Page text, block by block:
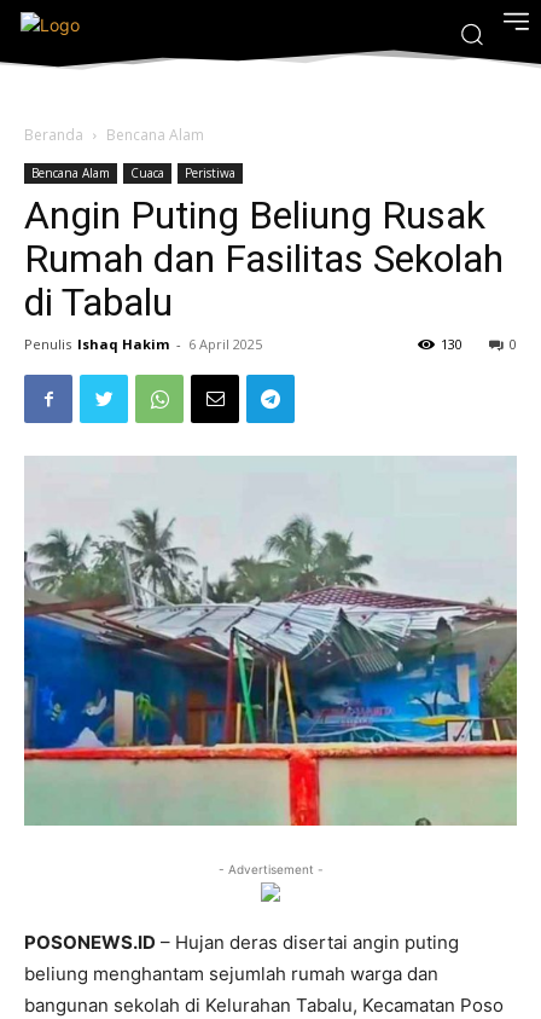
Beranda Bencana Alam
Bencana Alam Cuaca Peristiwa
Angin Puting Beliung Rusak
Rumah dan Fasilitas Sekolah
di Tabalu
Penulis Ishaq Hakim - 6 April 2025 0
130
- Advertisement -
POSONEWS.ID – Hujan deras disertai angin puting
beliung menghantam sejumlah rumah warga dan
bangunan sekolah di Kelurahan Tabalu, Kecamatan Poso